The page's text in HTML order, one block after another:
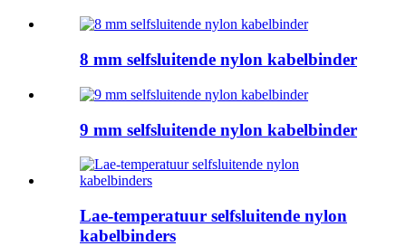
8 mm selfsluitende nylon kabelbinder
9 mm selfsluitende nylon kabelbinder
Lae-temperatuur selfsluitende nylon
kabelbinders